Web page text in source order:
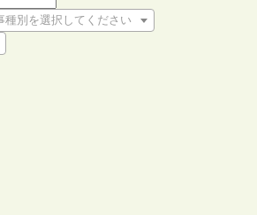
種別を選択してください
してください